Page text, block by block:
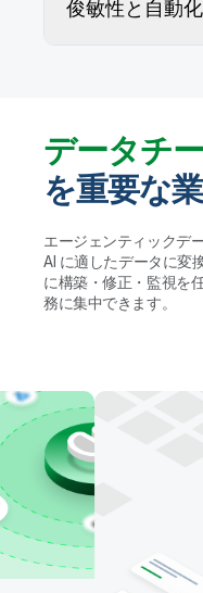
データの正確性を
AI エージェントが
タ品質の問題を特
提案します。実行す
俊敏性と自動化
データウェアハ
たデータレイクの
ングエージェント
言語で Qlik の AI ア
ます。
データチ
を重要な
エージェンティックデ
AI に適したデータに変
に構築・修正・監視を
務に集中できます。